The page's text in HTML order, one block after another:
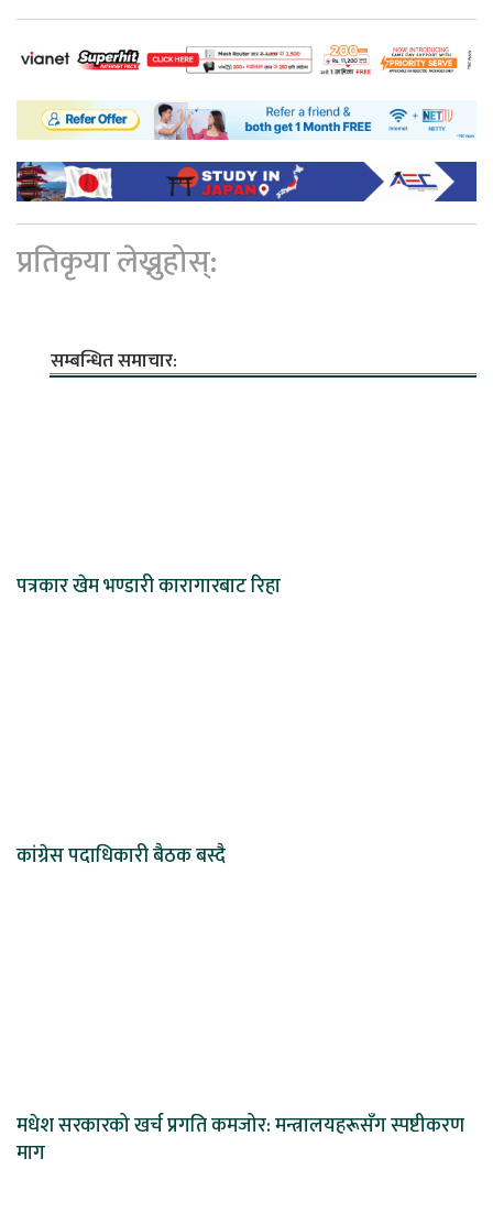
प्रतिकृया लेख्नुहोस्:
सम्बन्धित समाचार:
पत्रकार खेम भण्डारी कारागारबाट रिहा
कांग्रेस पदाधिकारी बैठक बस्दै
मधेश सरकारको खर्च प्रगति कमजोर: मन्त्रालयहरूसँग स्पष्टीकरण
माग